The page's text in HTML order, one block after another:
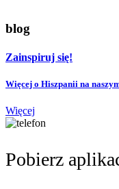
blog
Zainspiruj się!
Więcej o Hiszpanii na
Więcej
Pobierz